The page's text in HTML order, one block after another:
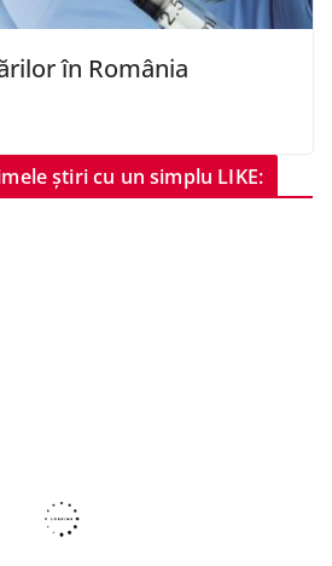
în România
știri cu un simplu LIKE: